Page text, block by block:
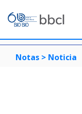
Notas > Noticia